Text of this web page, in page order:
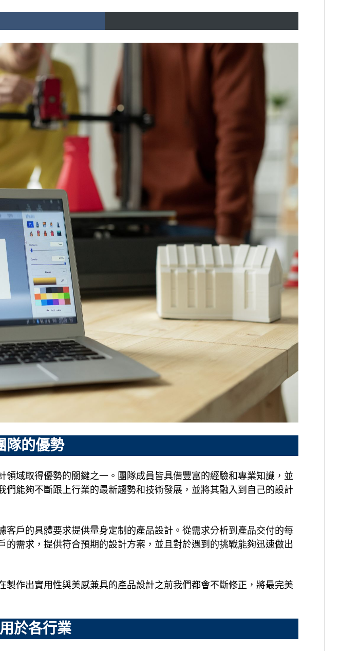
隊的優勢
域取得優勢的關鍵之一。團隊成員皆具備豐富的經驗和專業知識，並
能夠不斷跟上行業的最新趨勢和技術發展，並將其融入到自己的設計
戶的具體要求提供量身定制的產品設計。從需求分析到產品交付的每
需求，提供符合預期的設計方案，並且對於遇到的挑戰能夠迅速做出
作出實用性與美感兼具的產品設計之前我們都會不斷修正，將最完美
於各行業